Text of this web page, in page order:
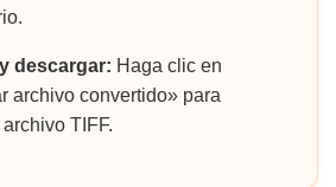
descargar: Haga clic en
archivo convertido» para
TIFF.